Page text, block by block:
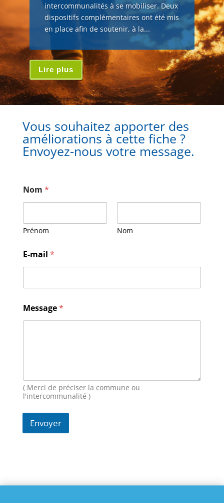
intercommunalités à se mobiliser. Deux
dispositifs complémentaires ont été mis
en place afin de soutenir, à la...
Lire plus
Vous souhaitez apporter des
améliorations à cette fiche ?
Envoyez-nous votre message.
Nom *
Prénom Nom
E-mail *
-
m
M
e
s
g
Message*
( Merci de préciser la commune ou
l'intercommunalité )
Envoyer